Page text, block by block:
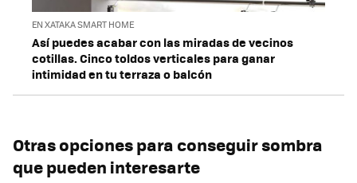
EN XATAKA SMART HOME
Así puedes acabar con las miradas de vecinos
cotillas. Cinco toldos verticales para ganar
intimidad en tu terraza o balcón
Otras opciones para conseguir sombra
que pueden interesarte